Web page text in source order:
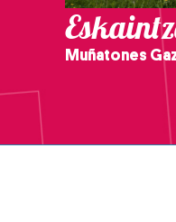
Muñatones